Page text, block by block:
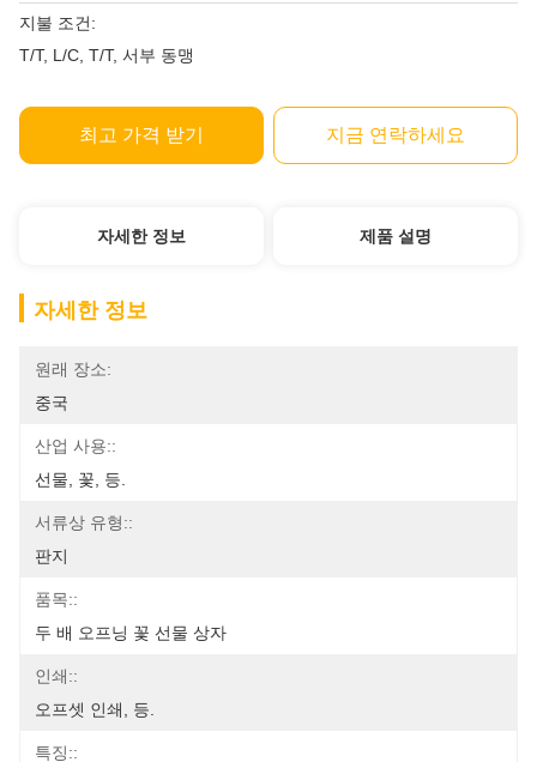
지불 조건:
T/T, L/C, T/T, 서부 동맹
최고 가격 받기 지금 연락하세요
자세한 정보 제품 설명
자세한 정보
원래 장소:
중국
산업 사용::
선물, 꽃, 등.
서류상 유형::
판지
품목::
두 배 오프닝 꽃 선물 상자
인쇄::
오프셋 인쇄, 등.
특징::